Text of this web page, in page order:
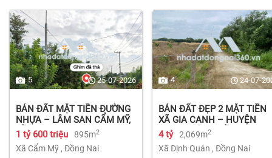
5 25-07-2026
BÁN ĐẤT MẶT TIỀN ĐƯỜNG
NHỰA – LÂM SAN CẨM MỸ,
ĐỒNG NAI.
1 tỷ 600 triệu 895m2
Xã Cẩm Mỹ , Đồng Nai
4 24-07-
BÁN ĐẤT ĐẸP 2 MẶT TIỀN
XÃ GIA CANH – HUYỆN
ĐỊNH QUÁN – ĐỒNG NAI dt
2.069m² 4 tỷ
4 tỷ 2,069m2
Xã Định Quán , Đồng Nai